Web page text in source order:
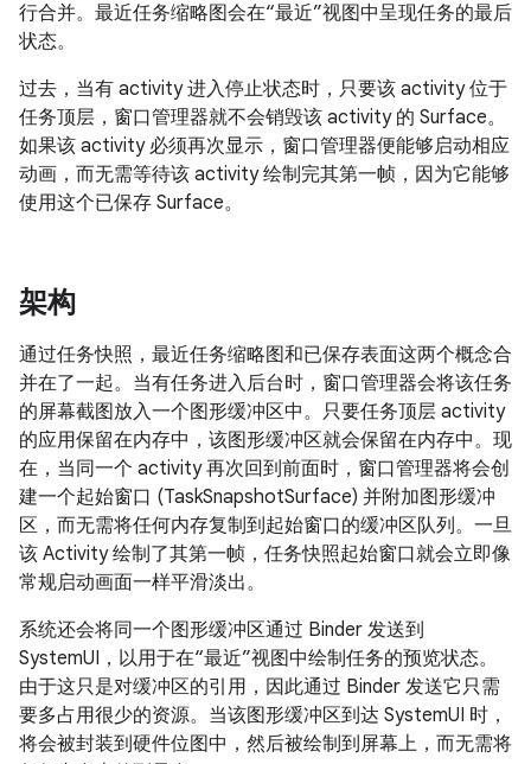
行合并。 最近任务缩略图会在“最近”视图中呈现任务的最后
状态。
过去，当有 activity 进入停止状态时，只要该 activity 位于
任务顶层，窗口管理器就不会销毁该 activity 的 Surface。
如果该 activity 必须再次显示，窗口管理器便能够启动相应
动画，而无需等待该 activity 绘制完其第一帧，因为它能够
使用这个已保存 Surface。
架构
通过任务快照，最近任务缩略图和已保存表面这两个概念合
并在了一起。当有任务进入后台时，窗口管理器会将该任务
的屏幕截图放入一个图形缓冲区中。只要任务顶层 activity
的应用保留在内存中，该图形缓冲区就会保留在内存中。现
在，当同一个 activity 再次回到前面时，窗口管理器将会创
建一个起始窗口 (TaskSnapshotSurface) 并附加图形缓冲
区，而无需将任何内存复制到起始窗口的缓冲区队列。一旦
该 Activity 绘制了其第一帧，任务快照起始窗口就会立即像
常规启动画面一样平滑淡出。
系统还会将同一个图形缓冲区通过 Binder 发送到
SystemUI，以用于在“最近”视图中绘制任务的预览状态。
由于这只是对缓冲区的引用，因此通过 Binder 发送它只需
要多占用很少的资源。当该图形缓冲区到达 SystemUI 时，
将会被封装到硬件位图中，然后被绘制到屏幕上，而无需将